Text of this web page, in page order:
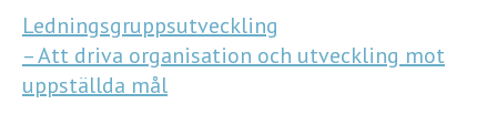
Ledningsgruppsutveckling
– Att driva organisation och utveckling mot
uppställda mål